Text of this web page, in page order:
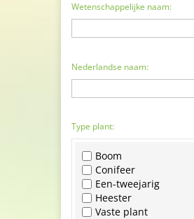
Wetenschappelijke naam:
Nederlandse naam:
Type plant:
Boom
Conifeer
Een-tweejarig
Heester
Vaste plant